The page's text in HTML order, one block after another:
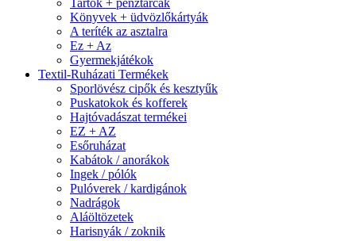
Könyvek + üdvözlőkártyák
A teríték az asztalra
Ez + Az
Gyermekjátékok
Textil-Ruházati Termékek
Sporlövész cipők és kesztyűk
Puskatokok és kofferek
Hajtóvadászat termékei
EZ + AZ
Esőruházat
Kabátok / anorákok
Ingek / pólók
Pulóverek / kardigánok
Nadrágok
Aláöltözetek
Harisnyák / zoknik